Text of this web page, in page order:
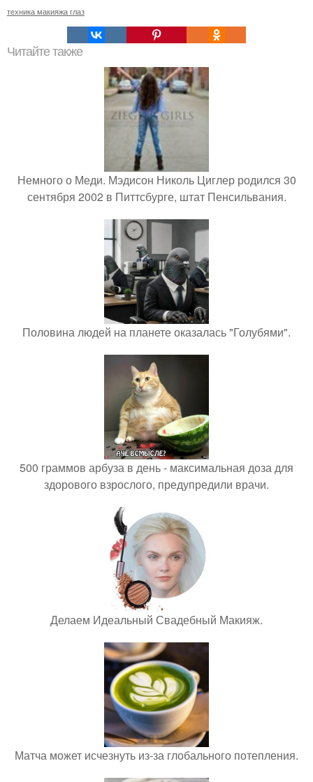
техника макияжа глаз
Читайте также
Немного о Меди. Мэдисон Николь Циглер родился 30
сентября 2002 в Питтсбурге, штат Пенсильвания.
Половина людей на планете оказалась "Голубями".
500 граммов арбуза в день - максимальная доза для
здорового взрослого, предупредили врачи.
Делаем Идеальный Свадебный Макияж.
Матча может исчезнуть из-за глобального потепления.